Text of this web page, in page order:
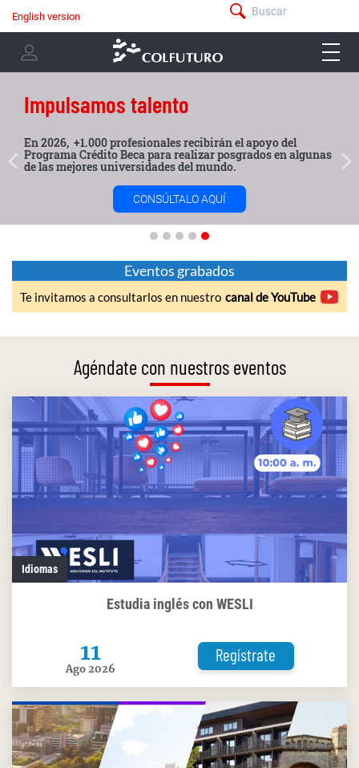
Pasar
contenido
principal
menú
barra
superior
English version Buscar
principal
menu
menu
Impulsamos talento
En 2026, +1.000 profesionales recibirán el apoyo del
Programa Crédito Beca para realizar posgrados en algunas
de las mejores universidades del mundo.
CONSÚLTALO AQUÍ
‹ ›
Eventos grabados
Te invitamos a consultarlos en nuestro canal de YouTube
Agéndate con nuestros eventos
Idiomas
Estudia inglés con WESLI
11
Ago 2026
Regístrate